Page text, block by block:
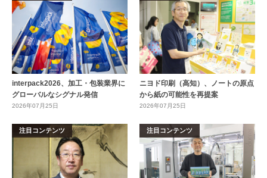
interpack2026、加工・包装業界に
グローバルなシグナル発信
2026年07月25日
ニヨド印刷（高知）、ノートの原点
から紙の可能性を再提案
2026年07月25日
注目コンテンツ 注目コンテンツ